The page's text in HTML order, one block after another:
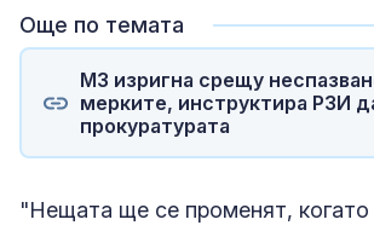
Още по темата
МЗ изригна срещу
мерките, инструктира РЗИ
прокуратурата
"Нещата ще се променят, когато